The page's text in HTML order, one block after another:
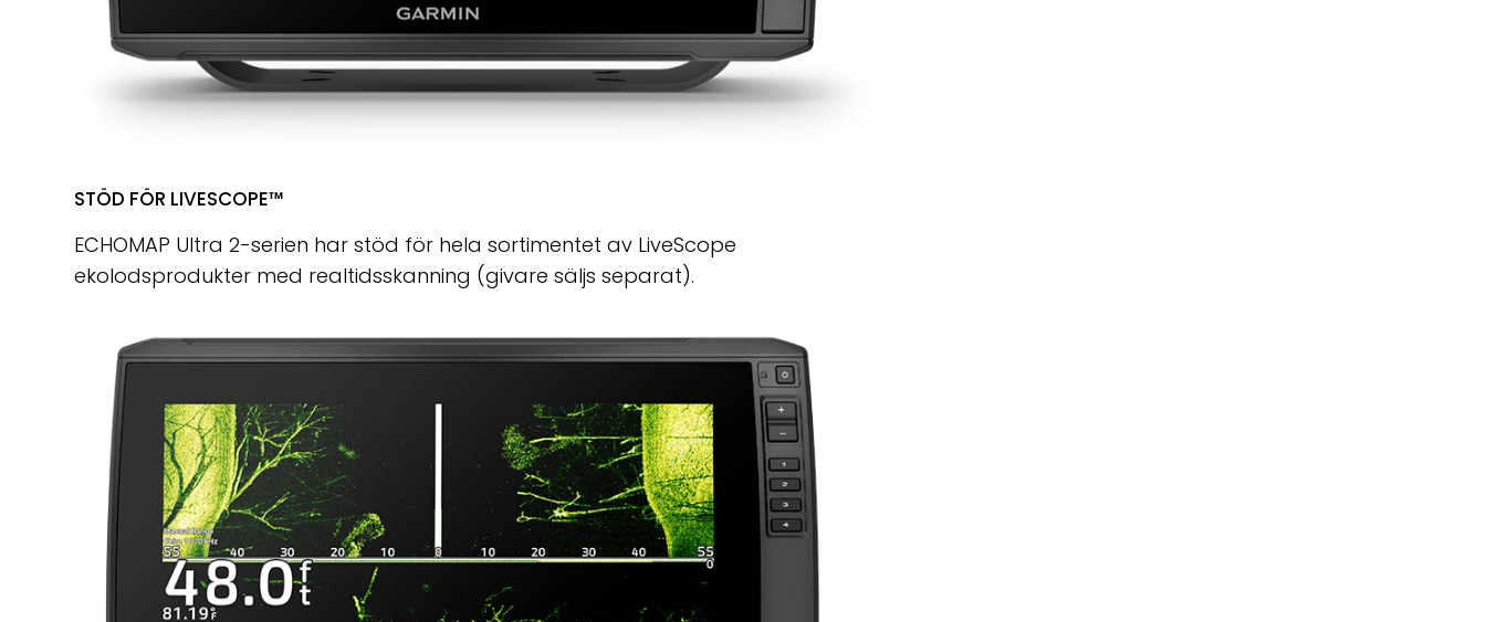
STÖD FÖR LIVESCOPE™
ECHOMAP Ultra 2-serien har stöd för hela sortimentet av LiveScope
ekolodsprodukter med realtidsskanning (givare säljs separat).